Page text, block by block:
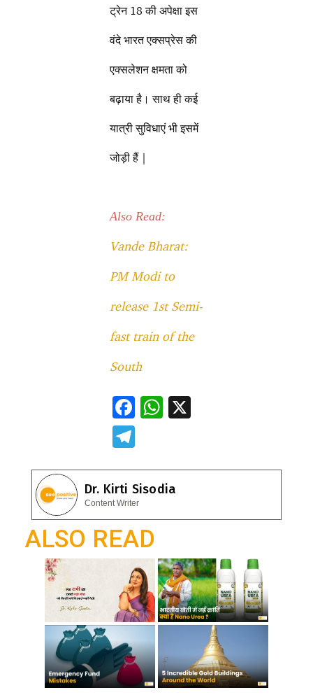
ट्रेन 18 की अपेक्षा इस
वंदे भारत एक्सप्रेस की
एक्सलेशन क्षमता को
बढ़ाया है। साथ ही कई
यात्री सुविधाएं भी इसमें
जोड़ी हैं |
Also Read:
Vande Bharat:
PM Modi to
release 1st Semi-
fast train of the
South
F
b
o
o
k
W
s
A
p
e
gr
a
m
Dr. Kirti Sisodia
Content Writer
ALSO READ